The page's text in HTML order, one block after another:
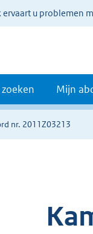
u problemen
Mijn
nr. 2011Z03213